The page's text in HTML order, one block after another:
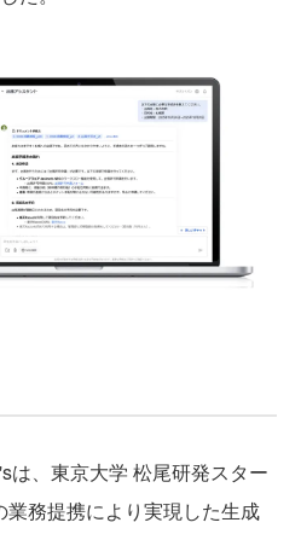
、東京大学 松尾研発スター
業務提携により実現した生成